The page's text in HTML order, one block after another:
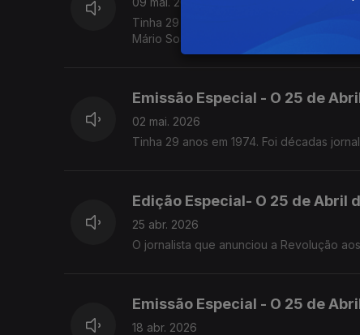
Tinha 29 anos em 74, Estava na tropa
Mário Soares,
Desde MNE até Chefe da Casa Civil do
Emissão Especial - O 25 de
02 mai. 2026
Tinha 29 anos em 1974. Foi décadas
Edição Especial- O 25 de Abril
25 abr. 2026
O jornalista que anunciou a Revolução
Emissão Especial - O 25 de
18 abr. 2026